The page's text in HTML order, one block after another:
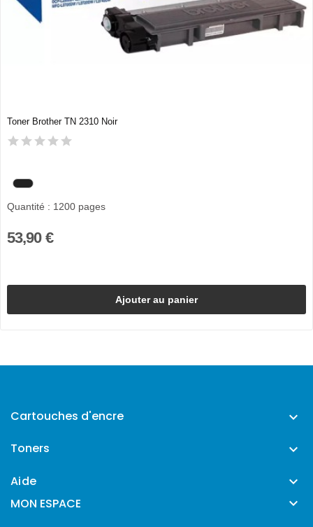
Toner Brother TN 2310 Noir
Quantité : 1200 pages
53,90 €
Ajouter au panier
Cartouches d'encre 
Toners 
Aide 
MON ESPACE 